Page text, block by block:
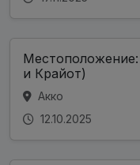
и Крайот)
Акко
12.10.2025